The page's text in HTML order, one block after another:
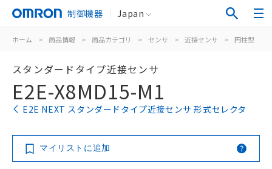
制御機器 Japan
ホーム > 商品情報 > 商品カテゴリ > センサ > 近接センサ > 円柱型
スタンダードタイプ近接センサ
E2E-X8MD15-M1
E2E NEXT スタンダードタイプ近接センサ 形式セレクタ
マイリストに追加